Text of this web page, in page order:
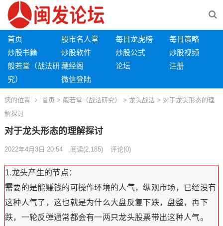
首页 股市名人堂 每日龙虎榜
每日策略
炒股书籍
炒股软件 炒股公式
炒股视频
般若堂（战法研
究）
藏经阁 论坛
注册
微信登陆
您的位置 首页 > 般若堂（战法研究） > 龙头战法 > 对于龙头形态的理
解探讨
对于龙头形态的理解探讨
2022年4月3日 20:54 阅读(2,185) 评论(0)
1.龙头产生的节点：
需要的是能赚钱的可操作环境的人气，纵观市场，已经没有
这种人气了，这也就是为什么大盘反复下跌，盘整，再下
跌，一轮反弹通常都会有一两只龙头股票带出这种人气。